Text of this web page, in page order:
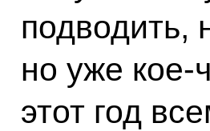
подводить,
но уже
этот год